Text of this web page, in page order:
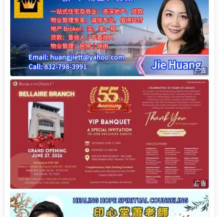
广告
广告